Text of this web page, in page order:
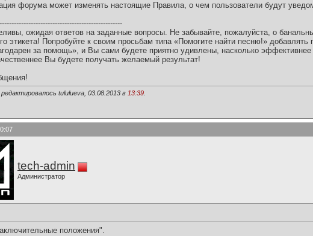
форума может изменять настоящие Правила, о чем пользователи будут
ожидая ответов на заданные вопросы. Не забывайте, пожалуйста, о
этикета! Попробуйте к своим просьбам типа «Помогите найти песню!»
за помощь», и Вы сами будете приятно удивлены, насколько
Вы будете получать желаемый результат!
tululueva, 03.08.2013 в 13:39
tech-admin
Администратор
положения".